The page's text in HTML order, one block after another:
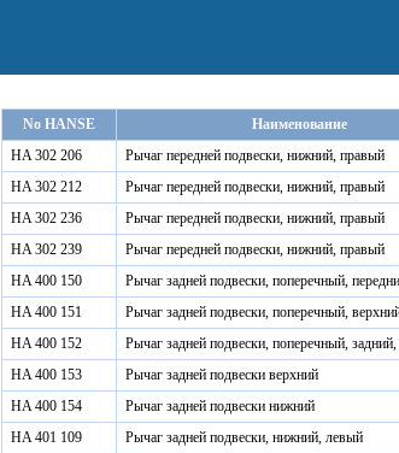
No HANSE Наименование
HA 302 206
Рычаг передней подвески, нижний, правый
HA 302 212
Рычаг передней подвески, нижний, правый
HA 302 236
Рычаг передней подвески, нижний, правый
HA 302 239
Рычаг передней подвески, нижний, правый
HA 400 150
Рычаг задней подвески, поперечный,
HA 400 151
Рычаг задней подвески, поперечный,
HA 400 152
Рычаг задней подвески, поперечный,
HA 400 153
Рычаг задней подвески верхний
HA 400 154
Рычаг задней подвески нижний
HA 401 109
Рычаг задней подвески, нижний, левый